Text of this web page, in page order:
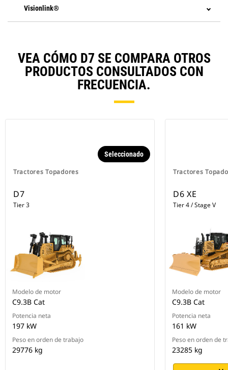
Visionlink®
VEA CÓMO D7 SE COMPARA OTROS
PRODUCTOS CONSULTADOS CON
FRECUENCIA.
Tractores Topadores
Seleccionado
D7
Tier 3
Modelo de motor
C9.3B Cat
Potencia neta
197 kW
Peso en orden de trabajo
29776 kg
Tractores
D6 XE
Tier 4 / Stage V
Modelo de motor
C9.3B Cat
Potencia neta
161 kW
Peso en orden de
23285 kg